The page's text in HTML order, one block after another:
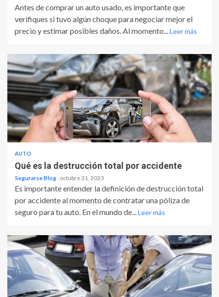
Antes de comprar un auto usado, es importante que
verifiques si tuvo algún choque para negociar mejor el
precio y estimar posibles daños. Al momento...Leer más
AUTO
Qué es la destrucción total por accidente
Segurarse Blog octubre 31, 2023
Es importante entender la definición de destrucción total
por accidente al momento de contratar una póliza de
seguro para tu auto. En el mundo de...Leer más